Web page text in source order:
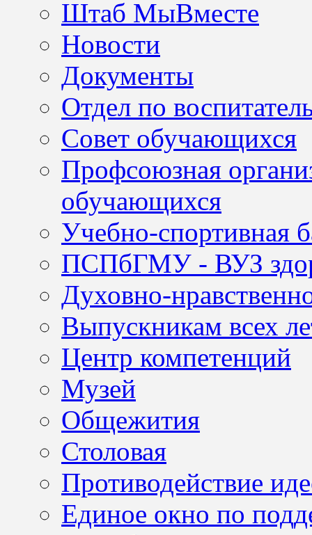
Штаб МыВместе
Новости
Документы
Отдел по
Совет обучающихся
Профсоюзная
обучающихся
Учебно-спортивная
ПСПбГМУ - ВУЗ
Духовно-
Выпускникам всех
Центр компетенций
Музей
Общежития
Столовая
Противодействие
Единое окно по